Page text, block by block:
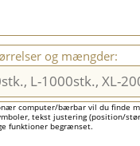
og mængder:
computer/bærbar vil du finde
tekst justering (position/
funktioner begrænset.